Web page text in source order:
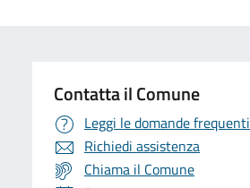
Contatta il Comune
Leggi le domande frequenti
Richiedi assistenza
Chiama il Comune